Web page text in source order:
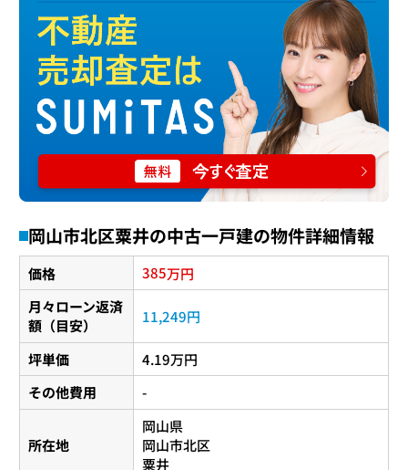
岡山市北区粟井の中古一戸建の物件詳細情報
価格 385万円
月々ローン返済
額（目安）
11,249円
坪単価
4.19万円
その他費用
-
所在地
岡山県
岡山市北区
粟井